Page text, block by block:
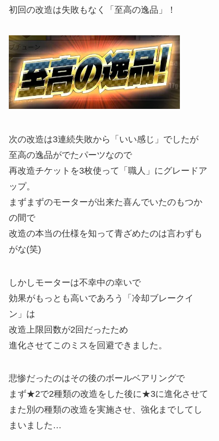
初回の改造は失敗もなく「至高の逸品」！
次の改造は3連続失敗から「いい感じ」でしたが
至高の逸品がでたパーツなので
再改造チケットを3枚使って「職人」にグレードア
ップ。
まずまずのモーターが出来た喜んでいたのもつか
の間で
改造の本当の仕様を知って青ざめたのは言わずも
がな(笑)
しかしモーターは不幸中の幸いで
効果がもっとも高いであろう「冷却ブレークイ
ン」は
改造上限回数が2回だったため
進化させてこのミスを回避できました。
悲惨だったのはその後のボールベアリングで
まず★2で2種類の改造をした後に★3に進化させて
また別の種類の改造を実施させ、強化までしてし
まいました…